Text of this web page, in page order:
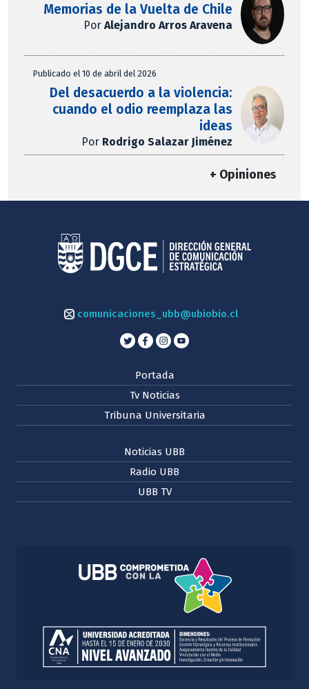
Memorias de la Vuelta de Chile
PorAlejandro Arros Aravena
Publicado el 10 de abril del 2026
Del desacuerdo a la violencia:
cuando el odio reemplaza las
ideas
Por Rodrigo Salazar Jiménez
+ Opiniones
comunicaciones_ubb@ubiobio.cl
Portada
Tv Noticias
Tribuna Universitaria
Noticias UBB
Radio UBB
UBB TV